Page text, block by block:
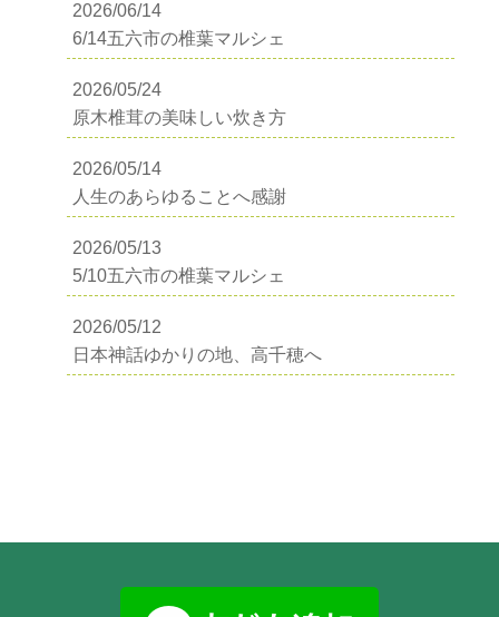
2026/06/14
6/14五六市の椎葉マルシェ
2026/05/24
原木椎茸の美味しい炊き方
2026/05/14
人生のあらゆることへ感謝
2026/05/13
5/10五六市の椎葉マルシェ
2026/05/12
日本神話ゆかりの地、高千穂へ